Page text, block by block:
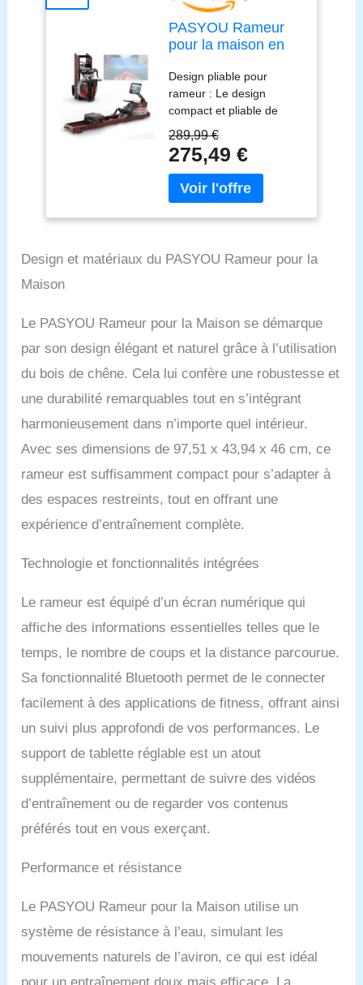
PASYOU Rameur
pour la maison en
pliable avec écran
Bluetooth et 30 jours
d'abonnement
Kinomap gratuit,
rameur avec support
de tablette réglable,
charge maximale
150 kg PW60
Design pliable pour
rameur : Le design
compact et pliable de
notre rameur PW60 est
idéal pour une utilisation
à domicile, se range
facilement et peut être
placé sans effort dans
sans prendre beaucoup
47,4 x 44,5 x 92,6 cm /
18,7 x 17,5 x 36,5 pouces
Capacité de poids de 350
livres pour tous les
rameur d'eau à usage
domestique peut
supporter jusqu'à 350
livres/158 kg, ce qui le
rend adapté aux
utilisateurs de tous
niveaux de fitness. Le
rameur est fabriqué en
bois massif de chêne de
FSC et présente une
Réservoir d'eau de 14
litres : le rameur
réservoir d'eau de 14
litres qui assure une
résistance uniforme pour
un entraînement exigeant
et efficace. Équipé de
et de 6 marques de ligne
d'eau, afin que vous
diminuer confortablement
la résistance Moniteur
compatible avec
KINOMAP et d'autres
vous inquiétez pas : nous
offrons une garantie de 1
289,99 €
275,49 €
Design et matériaux du PASYOU Rameur pour la
Maison
Le PASYOU Rameur pour la Maison se démarque
par son design élégant et naturel grâce à l’utilisation
du bois de chêne. Cela lui confère une robustesse et
une durabilité remarquables tout en s’intégrant
harmonieusement dans n’importe quel intérieur.
Avec ses dimensions de 97,51 x 43,94 x 46 cm, ce
rameur est suffisamment compact pour s’adapter à
des espaces restreints, tout en offrant une
expérience d’entraînement complète.
Technologie et fonctionnalités intégrées
Le rameur est équipé d’un écran numérique qui
affiche des informations essentielles telles que le
temps, le nombre de coups et la distance parcourue.
Sa fonctionnalité Bluetooth permet de le connecter
facilement à des applications de fitness, offrant ainsi
un suivi plus approfondi de vos performances. Le
support de tablette réglable est un atout
supplémentaire, permettant de suivre des vidéos
d’entraînement ou de regarder vos contenus
préférés tout en vous exerçant.
Performance et résistance
Le PASYOU Rameur pour la Maison utilise un
système de résistance à l’eau, simulant les
mouvements naturels de l’aviron, ce qui est idéal